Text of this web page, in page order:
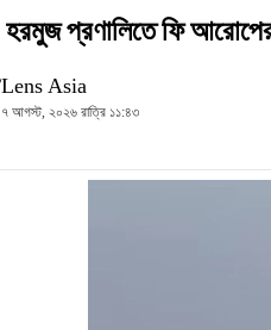
হরমুজ প্রণালিতে ফি
Lens Asia
৭ আগস্ট, ২০২৬ রাত্রি ১১:৪৩